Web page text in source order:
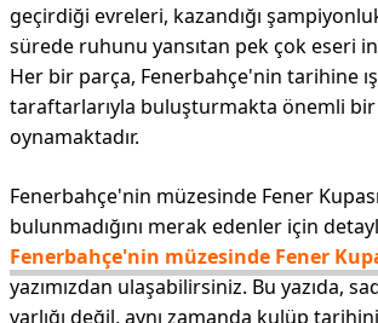
geçirdiği evreleri, kazandığı
sürede ruhunu yansıtan pek çok eseri
Her bir parça, Fenerbahçe'nin tarihine
taraftarlarıyla buluşturmakta önemli
oynamaktadır.
Fenerbahçe'nin müzesinde Fener
bulunmadığını merak edenler için
Fenerbahçe'nin müzesinde Fener
yazımızdan ulaşabilirsiniz. Bu yazıda,
varlığı değil, aynı zamanda kulüp